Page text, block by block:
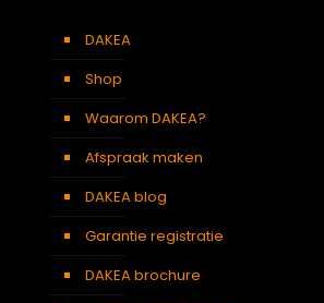
DAKEA
Shop
Waarom DAKEA?
Afspraak maken
DAKEA blog
Garantie registratie
DAKEA brochure